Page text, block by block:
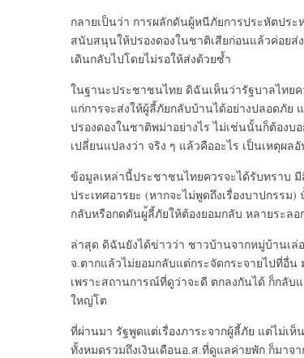
กลายเป็นว่า การผลักดันผู้หนีภัยการประหัตประ
สนับสนุนให้ปรองดองในชาติเสียก่อนแล้วค่อยส่
เดินกลับไปโดยไม่รอให้ส่งด้วยซ้ำ
ในฐานะประชาชนไทย ดิฉันเห็นว่ารัฐบาลไทย
แก่การจะส่งให้ผู้ลี้ภัยกลับบ้านได้อย่างปลอดภัย
ปรองดองในชาติพม่าอย่างไร ไม่เช่นนั้นก็ต้องบอ
เปลี่ยนแปลงว่า จริง ๆ แล้วคืออะไร เป็นเหตุผ
ข้อมูลเหล่านี้ประชาชนไทยควรจะได้รับทราบ
ประเทศอารยะ (หากจะไม่พูดถึงเรื่องบาปกรร
กลับหรือกดดันผูลี้ภัยให้ต้องยอมกลับ หลายระลอ
ล่าสุด ดิฉันยังได้ข่าวว่า ชาวบ้านจากหมู่บ้านเล่
จ.ตากแล้วไม่ยอมกลับแต่กระจัดกระจายไปที่อื่น
เพราะสถานการณ์ที่ดูว่าจะดี ตกลงกันได้ ก็กลับ
ใหญ่โต
ที่ผ่านมา รัฐพูดแต่เรื่องภาระจากผู้ลี้ภัย แต่ไม่เห็
ทั้งหมดรวมถึงเงินเดือนอ.ส.ที่ดูแลค่ายพัก ก็มาจ